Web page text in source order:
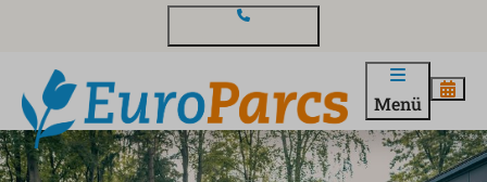
Menü